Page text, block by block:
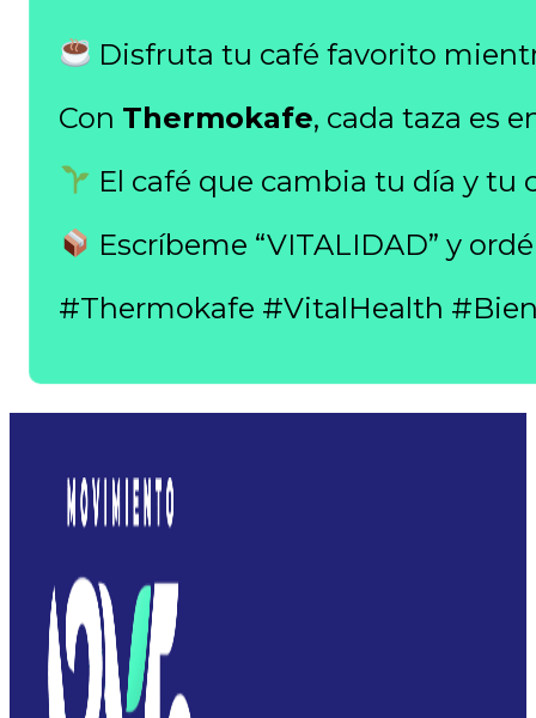
Disfruta tu café favorito
Con Thermokafe, cada taza es
El café que cambia tu día y tu
Escríbeme “VITALIDAD” y
#Thermokafe #VitalHealth